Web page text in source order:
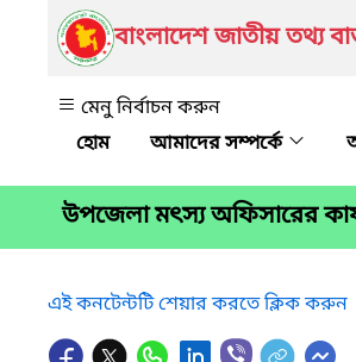
বাংলাদেশ জাতীয় তথ্য
মেনু নির্বাচন করুন
আমাদের সম্পর্কে
উপজেলা মৎস্য অফিসারের
এই কনটেন্টটি শেয়ার করতে ক্লিক করুন